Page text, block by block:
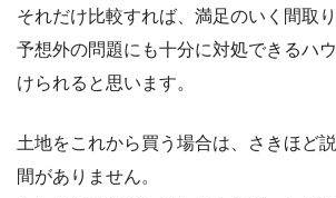
それだけ比較すれば、満足のいく間取
予想外の問題にも十分に対処できるハ
けられると思います。
土地をこれから買う場合は、さきほど
間がありません。